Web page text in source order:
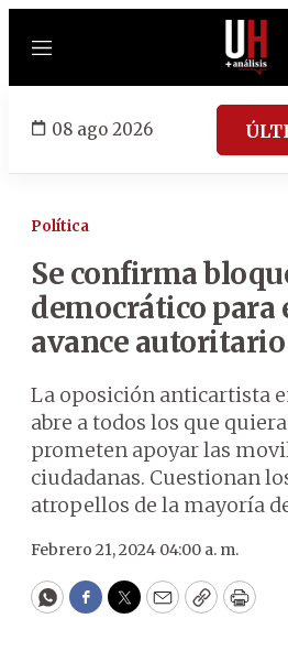
Menú
08 ago 2026
Política
Se confirma
democrático para
avance autoritario
La oposición anticartista
abre a todos los que
prometen apoyar las
ciudadanas. Cuestionan
atropellos de la mayoría
Febrero 21, 2024 04:00 a. m.
WhatsApp
Facebook
Twitter
EmailCopyPrint